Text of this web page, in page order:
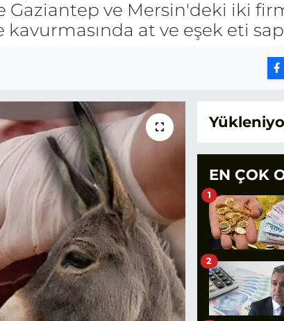
ve Mersin'deki iki
kavurmasında at ve eşek eti
EN ÇOK
1
2